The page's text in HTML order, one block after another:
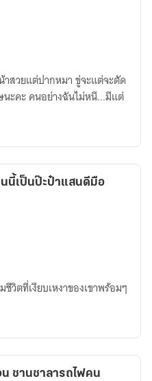
สวยแต่ปากหมา ขู่จะแต่จะตัด
ะคะ คนอย่างฉันไม่หนี...มีแต่
นี้เป็นป๊ะป๋าแสนดีมือ
ชีวิตที่เงียบเหงาของเขาพร้อมๆ
ชานชาลารถไฟคน